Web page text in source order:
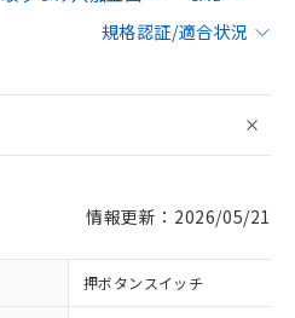
規格認証/適合状況
情報更新：2026/05/21
押ボタンスイッチ